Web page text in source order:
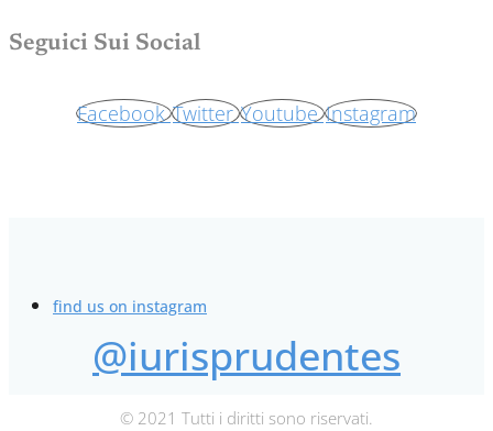
Seguici Sui Social
Facebook Twitter Youtube Instagram
find us on instagram
@iurisprudentes
© 2021 Tutti i diritti sono riservati.